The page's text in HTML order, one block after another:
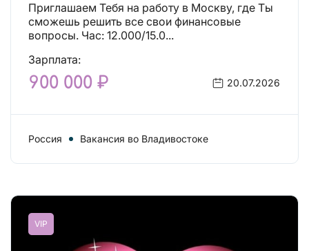
Приглашаем Тебя на работу в Москву, где Ты
сможешь решить все свои финансовые
вопросы. Час: 12.000/15.0...
Зарплата:
900 000 ₽ 20.07.2026
Россия Вакансия во Владивостоке
VIP